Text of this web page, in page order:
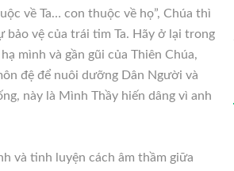
về Ta… con thuộc về họ”, Chúa thì
bảo vệ của trái tim Ta. Hãy ở lại trong
mình và gần gũi của Thiên Chúa,
đệ để nuôi dưỡng Dân Người và
này là Mình Thầy hiến dâng vì anh
và tinh luyện cách âm thầm giữa